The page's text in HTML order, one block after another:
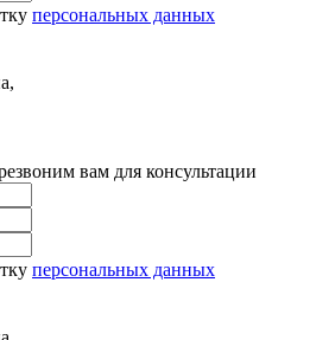
персональных данных
вам для консультации
персональных данных